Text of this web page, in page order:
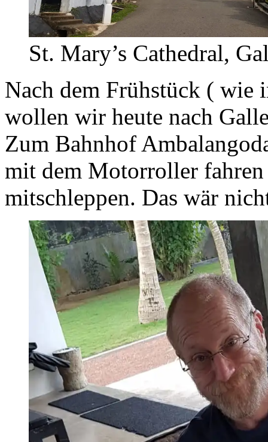
St. Mary’s Cathedral,
Nach dem Frühstück ( wie
wollen wir heute nach
Zum Bahnhof
mit dem Motorroller
mitschleppen. Das wär